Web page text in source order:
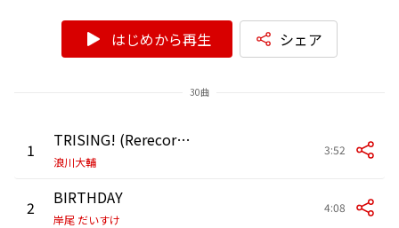
はじめから再生 シェア
30曲
1 TRISING! (Rerecorded)
浪川大輔
3:52
2 BIRTHDAY
岸尾 だいすけ
4:08